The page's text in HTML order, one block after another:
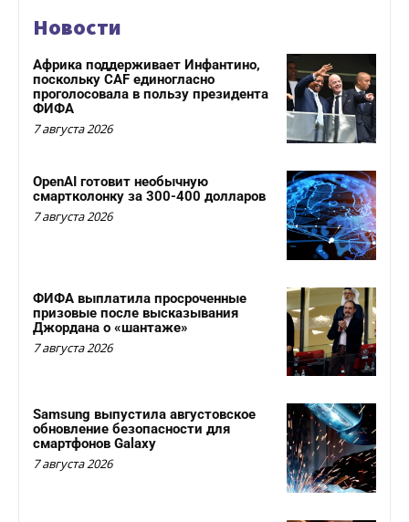
Новости
Африка поддерживает Инфантино,
поскольку CAF единогласно
проголосовала в пользу президента
ФИФА
7 августа 2026
OpenAI готовит необычную
смартколонку за 300-400 долларов
7 августа 2026
ФИФА выплатила просроченные
призовые после высказывания
Джордана о «шантаже»
7 августа 2026
Samsung выпустила августовское
обновление безопасности для
смартфонов Galaxy
7 августа 2026